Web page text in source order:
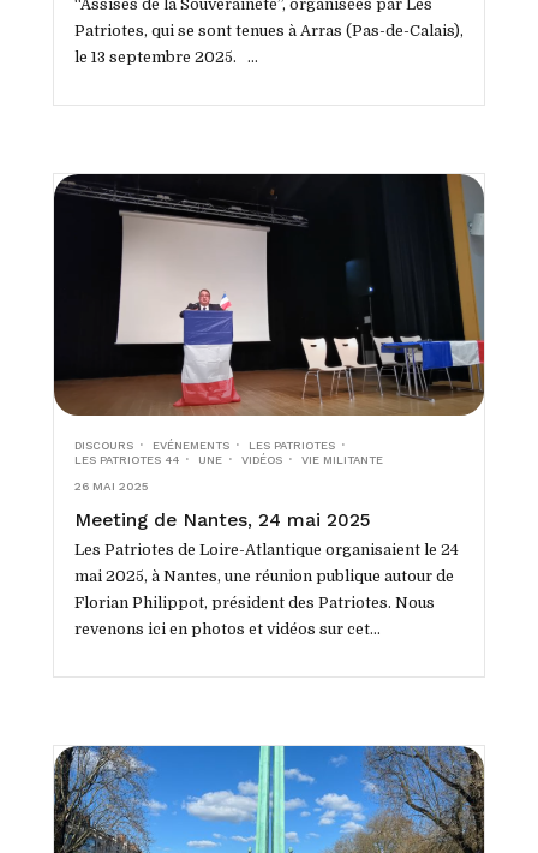
“Assises de la Souveraineté”, organisées par Les
Patriotes, qui se sont tenues à Arras (Pas-de-Calais),
le 13 septembre 2025. ...
DISCOURS EVÉNEMENTS
LES PATRIOTES
LES PATRIOTES 44
UNE VIDÉOS
VIE MILITANTE
26 MAI 2025
Meeting de Nantes, 24 mai 2025
Les Patriotes de Loire-Atlantique organisaient le 24
mai 2025, à Nantes, une réunion publique autour de
Florian Philippot, président des Patriotes. Nous
revenons ici en photos et vidéos sur cet...